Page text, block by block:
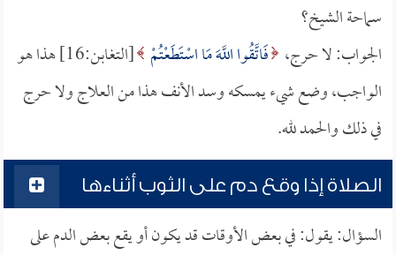
سماحة الشيخ؟
الجواب: لا حرج، فَاتَّقُوا اللَّهَ مَا اسْتَطَعْتُمْ
[التغابن:16] هذا هو
الواجب، وضع شيء يمسكه وسد الأنف هذا من العلاج ولا حرج
في ذلك والحمد لله.
الصلاة إذا وقع دم على الثوب أثناءها
السؤال: يقول: في بعض الأوقات قد يكون أو يقع بعض الدم على